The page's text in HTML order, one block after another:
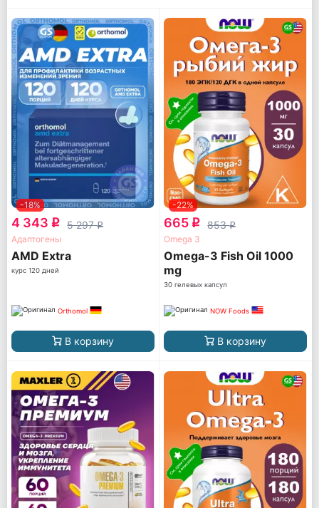
-18%
4 343 q 5 297q
Адаптогены
AМD Extra
курс 120 дней
Orthomol
В корзину
-22%
665 q 853q
Omega 3
Omega-3 Fish Oil 1000
mg
30 гелевых капсул
NOW Foods
В корзину